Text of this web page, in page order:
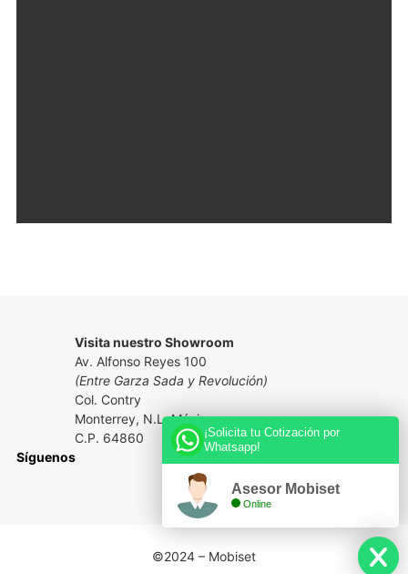
Visita nuestro Showroom
Av. Alfonso Reyes 100
(Entre Garza Sada y Revolución)
Col. Contry
Monterrey, N.L. México
C.P. 64860
Síguenos
©2024 – Mobiset
¡Solicita tu Cotización por
Whatsapp!
Asesor Mobiset
Online